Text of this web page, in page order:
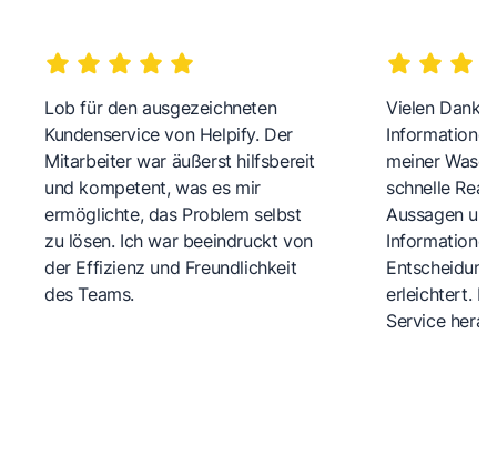
Lob für den ausgezeichneten
Kundenservice von Helpify. Der
Mitarbeiter war äußerst hilfsbereit
und kompetent, was es mir
ermöglichte, das Problem selbst
zu lösen. Ich war beeindruckt von
der Effizienz und Freundlichkeit
des Teams.
Vielen Dank
meiner
schnelle
Aussagen
erleichtert.
Service